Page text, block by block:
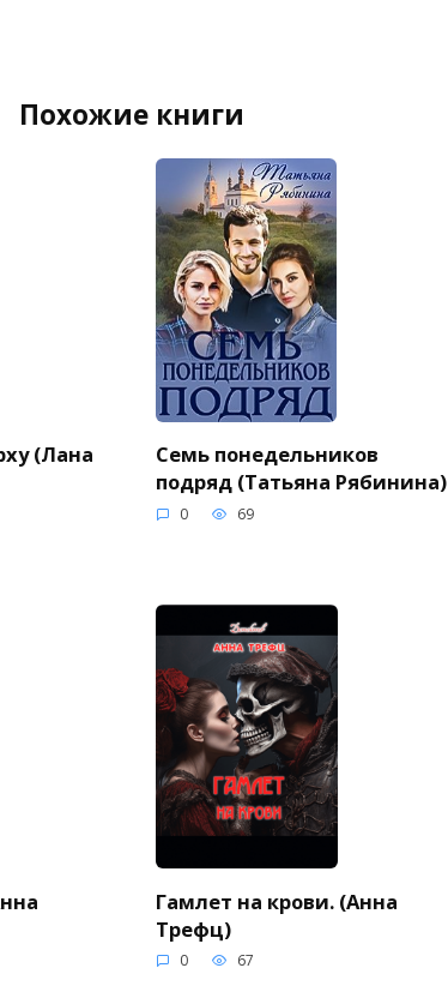
Похожие книги
(Лана
Семь понедельников
подряд (Татьяна Рябинина)
0 69
Гамлет на крови. (Анна
Трефц)
0 67